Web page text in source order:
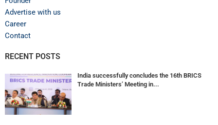
Advertise with us
Career
Contact
RECENT POSTS
India successfully concludes the 16th BRICS
Trade Ministers’ Meeting in...